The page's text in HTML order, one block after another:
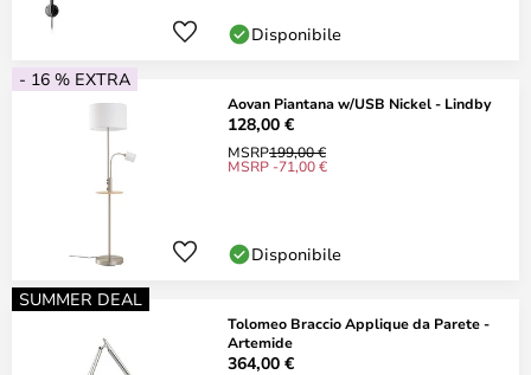
Disponibile
- 16 % EXTRA
Aovan Piantana w/USB Nickel - Lindby
128,00 €
MSRP199,00 €
MSRP -71,00 €
Disponibile
SUMMER DEAL
Tolomeo Braccio Applique da Parete -
Artemide
364,00 €